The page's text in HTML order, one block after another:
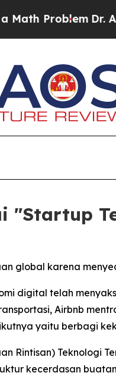
Dr. Abdul El-
"Startup
global karena
digital telah
Airbnb
yaitu berbagi
Rintisan) Teknologi
kecerdasan